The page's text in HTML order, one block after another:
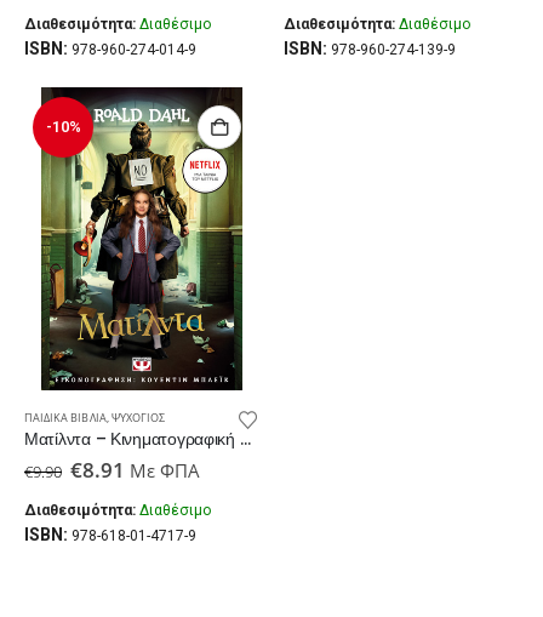
was:
€12.20.
τιμή
είναι:
€10.98.
Διαθεσιμότητα: Διαθέσιμο
ISBN: 978-960-274-014-9
was:
€12.20.
τιμή
είναι:
€10.98.
Διαθεσιμότητα: Διαθέσιμο
ISBN: 978-960-274-139-9
-10%
ΠΑΙΔΙΚΆ ΒΙΒΛΊΑ,ΨΥΧΟΓΙΌΣ
Ματίλντα – Κινηματογραφική Έκδοση Netflix
€9.90 Original
was:
€9.90.
€8.91 Η
τιμή
είναι:
€8.91.
Με ΦΠΑ
Διαθεσιμότητα: Διαθέσιμο
ISBN: 978-618-01-4717-9